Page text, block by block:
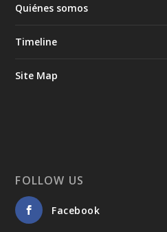
Quiénes somos
Timeline
Site Map
FOLLOW US
Facebook